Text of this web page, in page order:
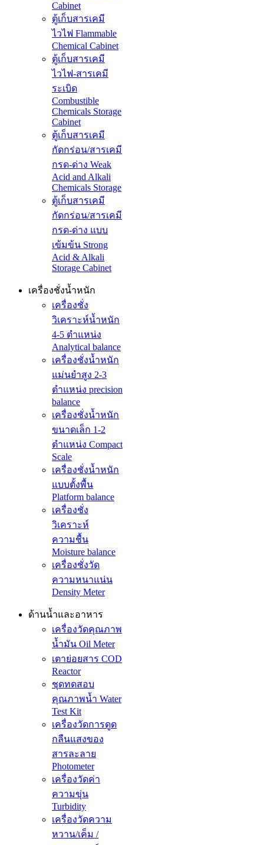
Cabinet
ตู้เก็บสารเคมี
ไวไฟ Flammable
Chemical Cabinet
ตู้เก็บสารเคมี
ไวไฟ-สารเคมี
ระเบิด
Combustible
Chemicals Storage
Cabinet
ตู้เก็บสารเคมี
กัดกร่อน/สารเคมี
กรด-ด่าง Weak
Acid and Alkali
Chemicals Storage
ตู้เก็บสารเคมี
กัดกร่อน/สารเคมี
กรด-ด่าง แบบ
เข้มข้น Strong
Acid & Alkali
Storage Cabinet
เครื่องชั่งน้ำหนัก
เครื่องชั่ง
วิเคราะห์น้ำหนัก
4-5 ตำแหน่ง
Analytical balance
เครื่องชั่งน้ำหนัก
แม่นยำสูง 2-3
ตำแหน่ง precision
balance
เครื่องชั่งน้ำหนัก
ขนาดเล็ก 1-2
ตำแหน่ง Compact
Scale
เครื่องชั่งน้ำหนัก
แบบตั้งพื้น
Platform balance
เครื่องชั่ง
วิเคราะห์
ความชื้น
Moisture balance
เครื่องชั่งวัด
ความหนาแน่น
Density Meter
ด้านน้ำและอาหาร
เครื่องวัดคุณภาพ
น้ำมัน Oil Meter
เตาย่อยสาร COD
Reactor
ชุดทดสอบ
คุณภาพน้ำ Water
Test Kit
เครื่องวัดการดูด
กลืนแสงของ
สารละลาย
Photometer
เครื่องวัดค่า
ความขุ่น
Turbidity
เครื่องวัดความ
หวาน/เค็ม /